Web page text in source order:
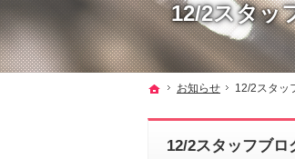
12/2スタッ
ホーム
お知らせ 12/2スタッ
12/2スタッフブロ